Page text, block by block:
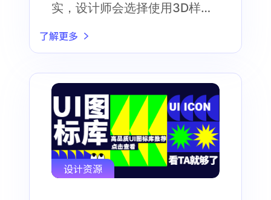
实，设计师会选择使用3D样机
素材，作为设计作品的载体
了解更多
设计资源